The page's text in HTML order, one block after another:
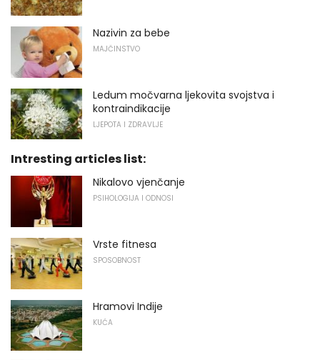
Nazivin za bebe
MAJČINSTVO
Ledum močvarna ljekovita svojstva i
kontraindikacije
LJEPOTA I ZDRAVLJE
Intresting articles list:
Nikalovo vjenčanje
PSIHOLOGIJA I ODNOSI
Vrste fitnesa
SPOSOBNOST
Hramovi Indije
KUĆA